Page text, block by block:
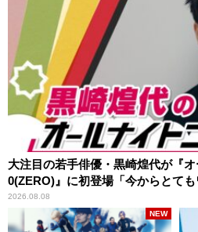
大注目の若手俳優・黒崎煌代が『
0(ZERO)』に初登場「今からとても
2026.08.08
NEW